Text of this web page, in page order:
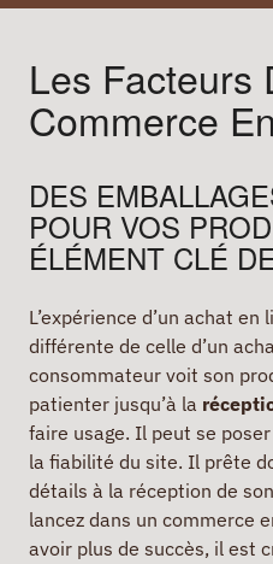
Les Facteurs
Commerce
DES
POUR VOS
ÉLÉMENT CLÉ
L’expérience d’un achat
différente de celle d’un
consommateur voit son
patienter jusqu’à la
faire usage. Il peut se
la fiabilité du site. Il prête
détails à la réception de
lancez dans un commerce
avoir plus de succès, il est